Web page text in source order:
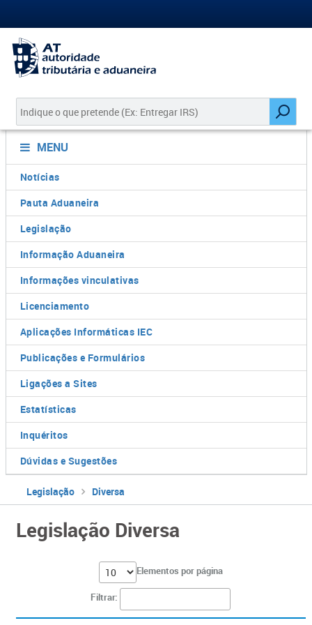
MENU
Notícias
Pauta Aduaneira
Legislação
Informação Aduaneira
Informações vinculativas
Licenciamento
Aplicações Informáticas IEC
Publicações e Formulários
Ligações a Sites
Estatísticas
Inquéritos
Dúvidas e Sugestões
Legislação Diversa
Legislação Diversa
Elementos por página
Filtrar: